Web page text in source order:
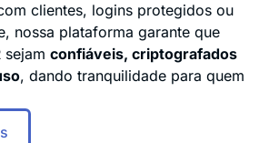
clientes, logins protegidos ou
nossa plataforma garante que
sejam confiáveis, criptografados
, dando tranquilidade para quem